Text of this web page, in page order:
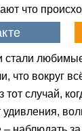
что
стали
что вокруг
случай,